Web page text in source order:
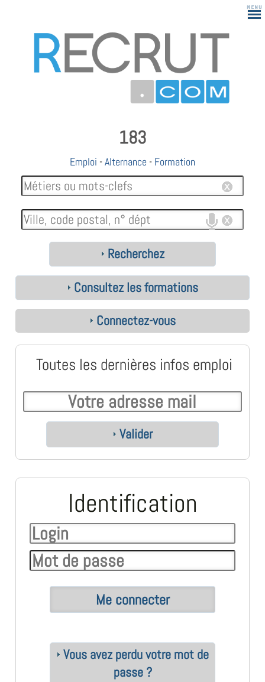
183
Emploi -Alternance - Formation
Recherchez
Consultez les formations
Connectez-vous
Toutes les dernières infos emploi
Valider
Identification
Vous avez perdu votre mot de
passe ?